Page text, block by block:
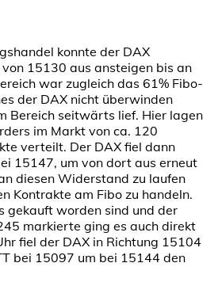
konnte der DAX
15130 aus ansteigen bis an
war zugleich das 61% Fibo-
der DAX nicht überwinden
Bereich seitwärts lief. Hier lagen
im Markt von ca. 120
verteilt. Der DAX fiel dann
15147, um von dort aus erneut
diesen Widerstand zu laufen
Kontrakte am Fibo zu handeln.
gekauft worden sind und der
markierte ging es auch direkt
fiel der DAX in Richtung 15104
bei 15097 um bei 15144 den